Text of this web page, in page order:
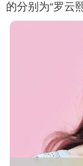
的分别为“罗云